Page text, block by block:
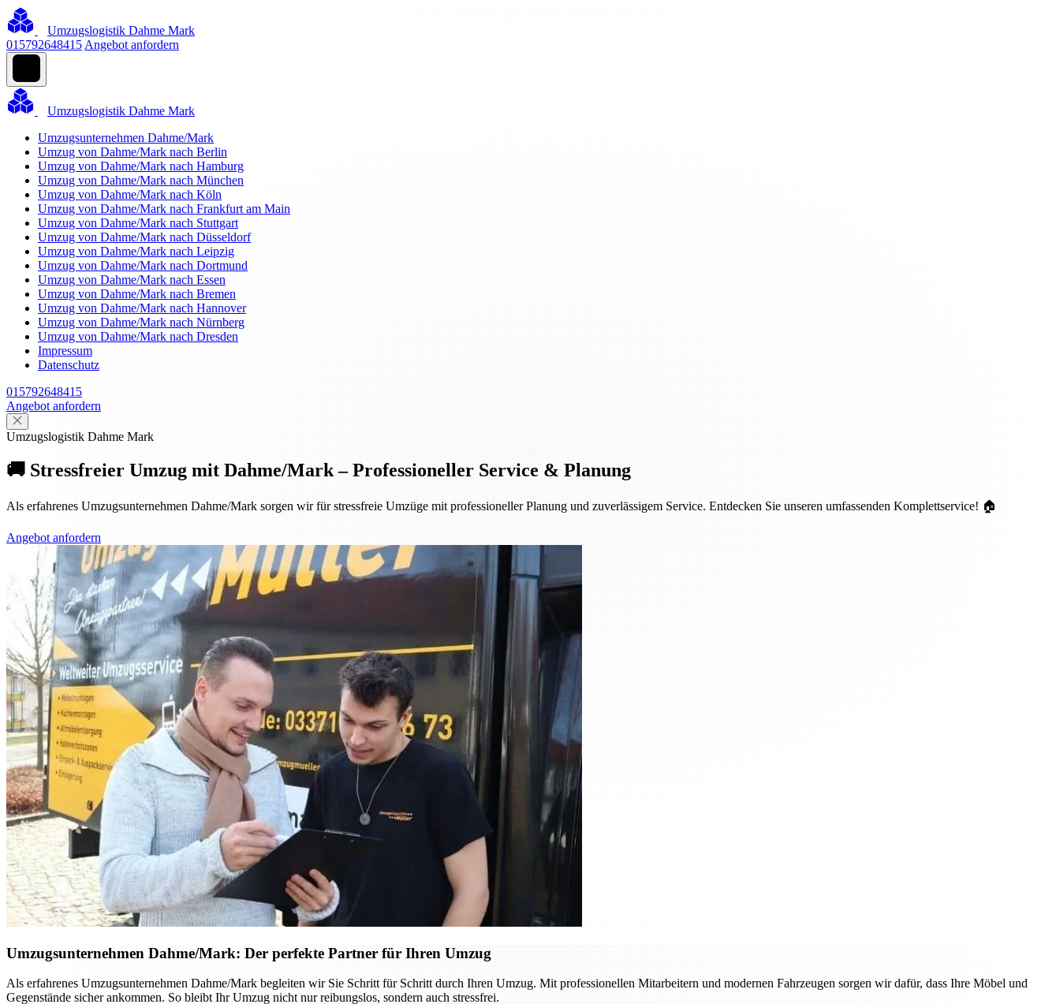
Umzugslogistik Dahme Mark
015792648415 Angebot anfordern
Umzugslogistik Dahme Mark
Umzugsunternehmen Dahme/Mark
Umzug von Dahme/Mark nach Berlin
Umzug von Dahme/Mark nach Hamburg
Umzug von Dahme/Mark nach München
Umzug von Dahme/Mark nach Köln
Umzug von Dahme/Mark nach Frankfurt am Main
Umzug von Dahme/Mark nach Stuttgart
Umzug von Dahme/Mark nach Düsseldorf
Umzug von Dahme/Mark nach Leipzig
Umzug von Dahme/Mark nach Dortmund
Umzug von Dahme/Mark nach Essen
Umzug von Dahme/Mark nach Bremen
Umzug von Dahme/Mark nach Hannover
Umzug von Dahme/Mark nach Nürnberg
Umzug von Dahme/Mark nach Dresden
Impressum
Datenschutz
015792648415
Angebot anfordern
Umzugslogistik Dahme Mark
🚚 Stressfreier Umzug mit Dahme/Mark – Professioneller Service & Planung
Als erfahrenes Umzugsunternehmen Dahme/Mark sorgen wir für stressfreie Umzüge mit professioneller Planung und zuverlässigem Service. Entdecken Sie unseren umfassenden Komplettservice! 🏠
Angebot anfordern
Umzugsunternehmen Dahme/Mark: Der perfekte Partner für Ihren Umzug
Als erfahrenes Umzugsunternehmen Dahme/Mark begleiten wir Sie Schritt für Schritt durch Ihren Umzug. Mit professionellen Mitarbeitern und modernen Fahrzeugen sorgen wir dafür, dass Ihre Möbel und
Gegenstände sicher ankommen. So bleibt Ihr Umzug nicht nur reibungslos, sondern auch stressfrei.